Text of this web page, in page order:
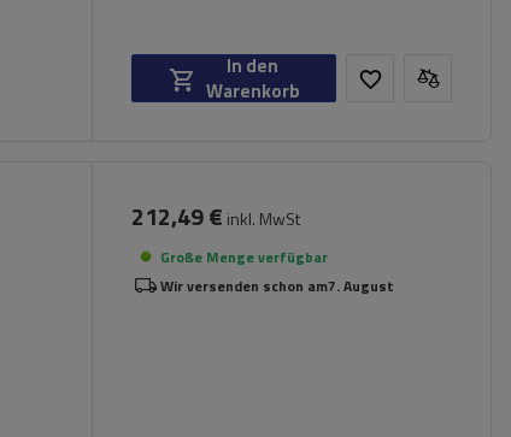
In den
Warenkorb
212,49 € inkl. MwSt
Große Menge verfügbar
Wir versenden schon am7. August